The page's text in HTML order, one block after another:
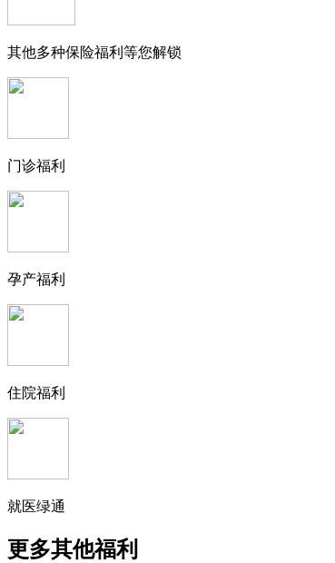
其他多种保险福利等您解锁
门诊福利
孕产福利
住院福利
就医绿通
更多其他福利